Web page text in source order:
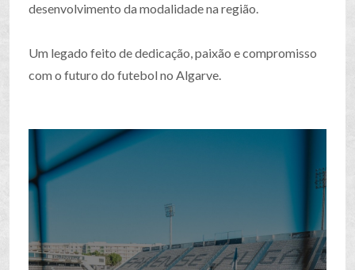
desenvolvimento da modalidade na região.
Um legado feito de dedicação, paixão e compromisso
com o futuro do futebol no Algarve.